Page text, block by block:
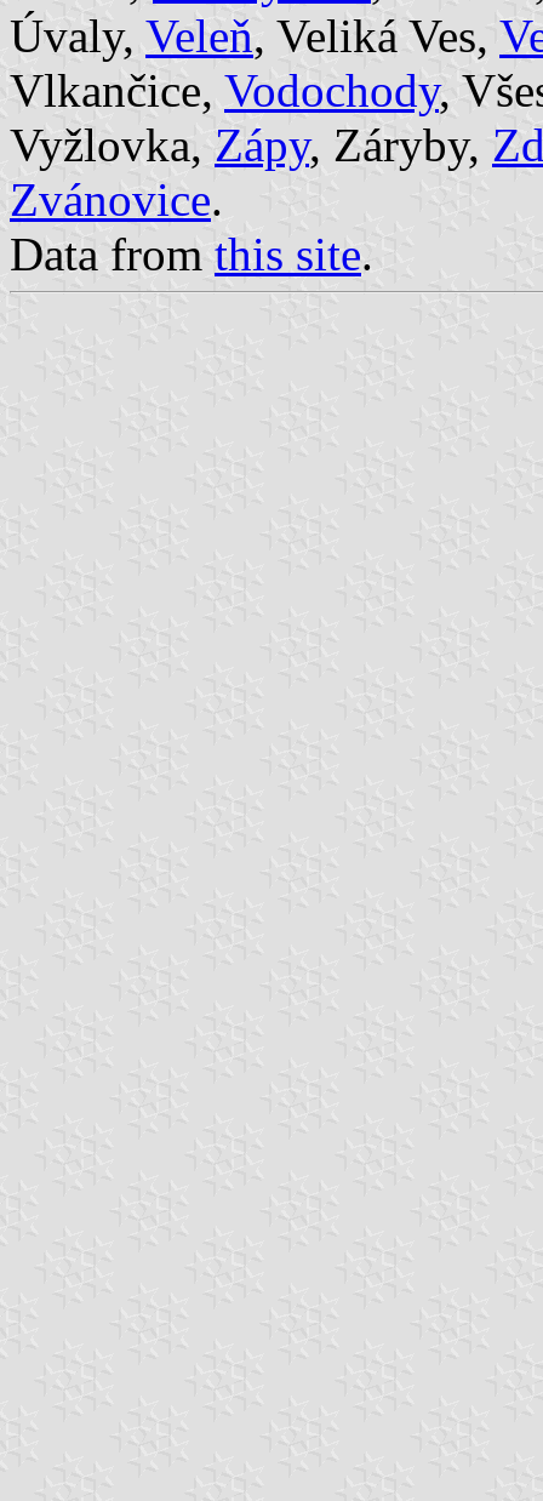
Úvaly, Veleň, Veliká Ves,
Vlkančice, Vodochody,
Vyžlovka, Zápy, Záryby,
Zvánovice.
Data from this site.